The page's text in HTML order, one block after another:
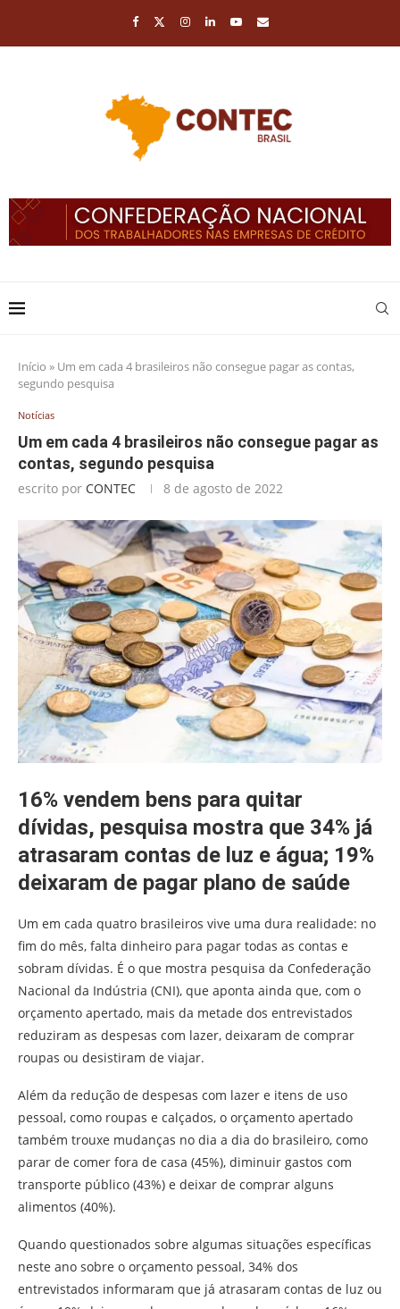
Início » Um em cada 4 brasileiros não consegue pagar as contas,
segundo pesquisa
Notícias
Um em cada 4 brasileiros não consegue pagar as
contas, segundo pesquisa
escrito por CONTEC 8 de agosto de 2022
16% vendem bens para quitar
dívidas, pesquisa mostra que 34% já
atrasaram contas de luz e água; 19%
deixaram de pagar plano de saúde
Um em cada quatro brasileiros vive uma dura realidade: no
fim do mês, falta dinheiro para pagar todas as contas e
sobram dívidas. É o que mostra pesquisa da Confederação
Nacional da Indústria (CNI), que aponta ainda que, com o
orçamento apertado, mais da metade dos entrevistados
reduziram as despesas com lazer, deixaram de comprar
roupas ou desistiram de viajar.
Além da redução de despesas com lazer e itens de uso
pessoal, como roupas e calçados, o orçamento apertado
também trouxe mudanças no dia a dia do brasileiro, como
parar de comer fora de casa (45%), diminuir gastos com
transporte público (43%) e deixar de comprar alguns
alimentos (40%).
Quando questionados sobre algumas situações específicas
neste ano sobre o orçamento pessoal, 34% dos
entrevistados informaram que já atrasaram contas de luz ou